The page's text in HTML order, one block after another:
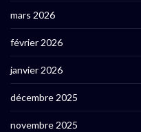
mars 2026
février 2026
janvier 2026
décembre 2025
novembre 2025